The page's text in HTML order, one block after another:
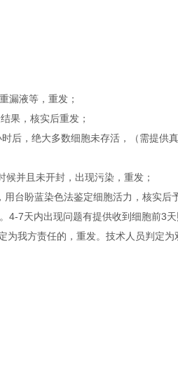
漏液等，重发；
果，核实后重发；
后，绝大多数细胞未存活，（需提供
并且未开封，出现污染，重发；
台盼蓝染色法鉴定细胞活力，核实后
7天内出现问题有提供收到细胞前3
我方责任的，重发。技术人员判定